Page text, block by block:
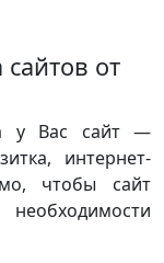
от
у Вас сайт —
интернет-
чтобы сайт